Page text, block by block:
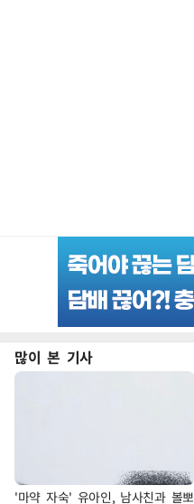
많이 본 기사
'마약 자숙' 유아인, 남사친과 볼뽀